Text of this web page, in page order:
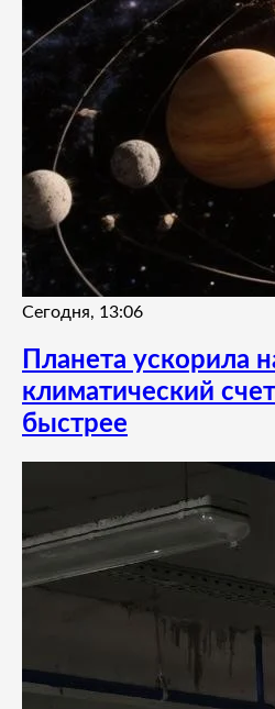
Сегодня, 13:06
Планета ускорила
климатический
быстрее